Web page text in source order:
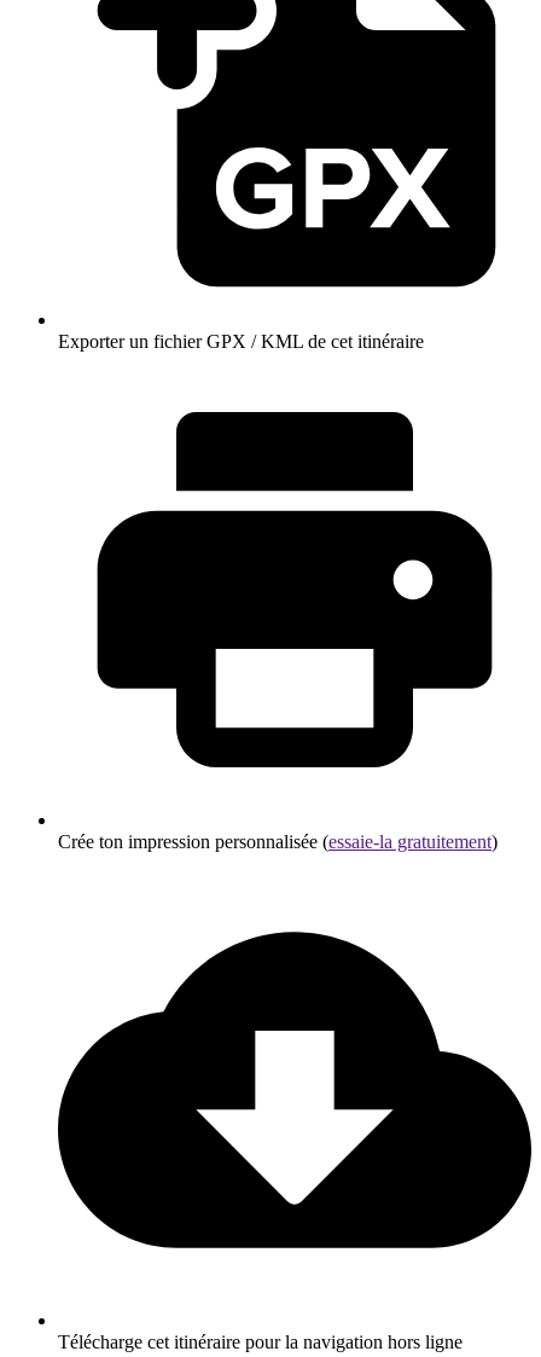
Exporter un fichier GPX / KML de cet itinéraire
Crée ton impression personnalisée (essaie-la gratuitement)
Télécharge cet itinéraire pour la navigation hors ligne